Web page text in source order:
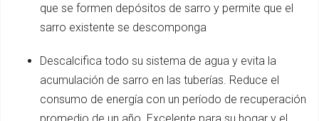
que se formen depósitos de sarro y permite que el
sarro existente se descomponga
Descalcifica todo su sistema de agua y evita la
acumulación de sarro en las tuberías. Reduce el
consumo de energía con un período de recuperación